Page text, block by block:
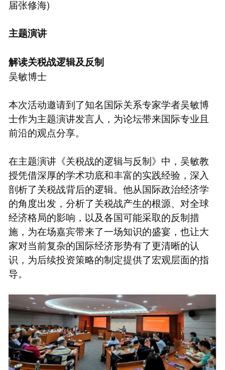
届张修海)
主题演讲
解读关税战逻辑及反制
吴敏博士
本次活动邀请到了知名国际关系专家学者吴敏博
士作为主题演讲发言人，为论坛带来国际专业且
前沿的观点分享。
在主题演讲《关税战的逻辑与反制》中，吴敏教
授凭借深厚的学术功底和丰富的实践经验，深入
剖析了关税战背后的逻辑。他从国际政治经济学
的角度出发，分析了关税战产生的根源、对全球
经济格局的影响，以及各国可能采取的反制措
施，为在场嘉宾带来了一场知识的盛宴，也让大
家对当前复杂的国际经济形势有了更清晰的认
识，为后续投资策略的制定提供了宏观层面的指
导。